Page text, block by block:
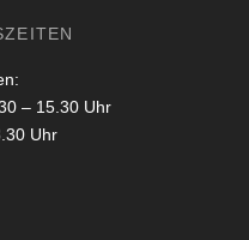
– 15.30 Uhr
Uhr